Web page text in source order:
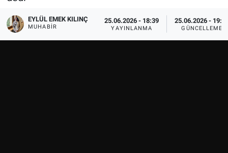
EYLÜL EMEK KILINÇ
MUHABIR
25.06.2026 - 18:39
YAYINLANMA
25.06.2026 -
GÜNCELLEME